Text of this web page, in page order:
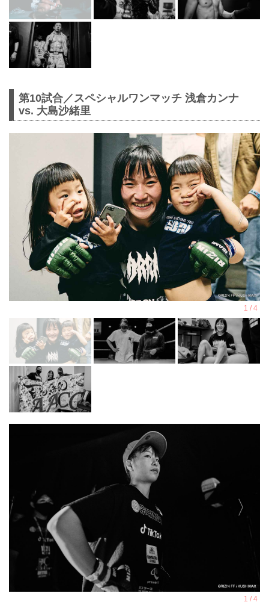
第10試合／スペシャルワンマッチ 浅倉カンナ
vs. 大島沙緒里